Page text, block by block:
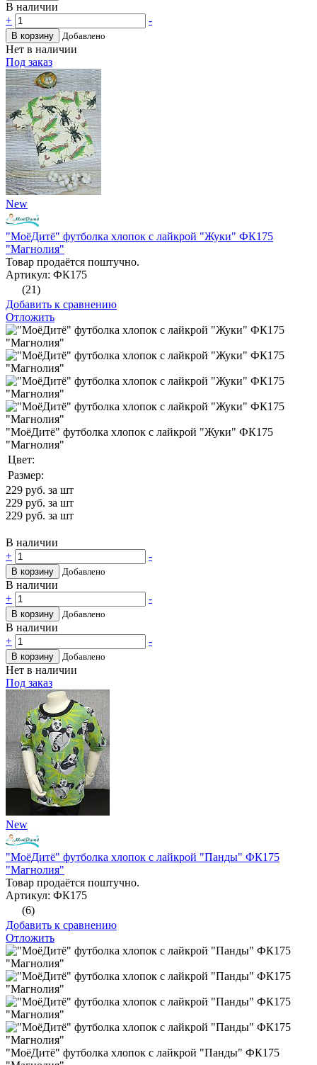
В наличии
+
-
В корзину Добавлено
Нет в наличии
Под заказ
New
"МоёДитё" футболка хлопок с лайкрой "Жуки" ФК175
"Магнолия"
Товар продаётся поштучно.
Артикул: ФК175
(21)
Добавить к сравнению
Отложить
"МоёДитё" футболка хлопок с лайкрой "Жуки" ФК175
"Магнолия"
Цвет:
Размер:
229 руб. за шт
229 руб. за шт
229 руб. за шт
В наличии
+
-
В корзину Добавлено
В наличии
+
-
В корзину Добавлено
В наличии
+
-
В корзину Добавлено
Нет в наличии
Под заказ
New
"МоёДитё" футболка хлопок с лайкрой "Панды" ФК175
"Магнолия"
Товар продаётся поштучно.
Артикул: ФК175
(6)
Добавить к сравнению
Отложить
"МоёДитё" футболка хлопок с лайкрой "Панды" ФК175